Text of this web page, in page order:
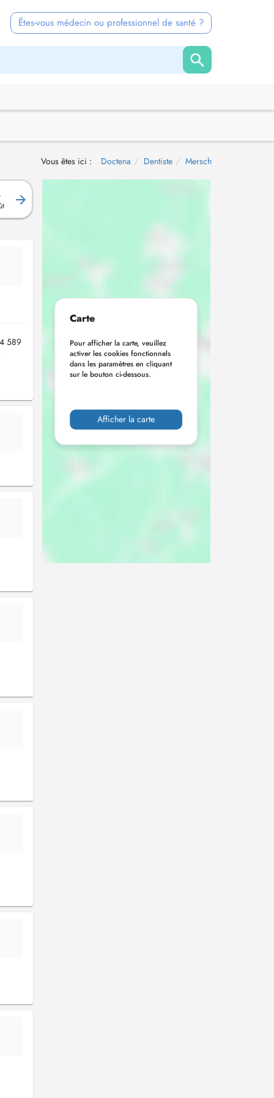
Êtes-vous médecin ou professionnel de santé ?
Vous êtes ici : Doctena Dentiste Mersch
589
Carte
Pour afficher la carte, veuillez
activer les cookies fonctionnels
dans les paramètres en cliquant
sur le bouton ci-dessous.
Afficher la carte